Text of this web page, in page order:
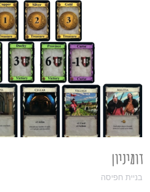
דומיניון
בניית חפיסה